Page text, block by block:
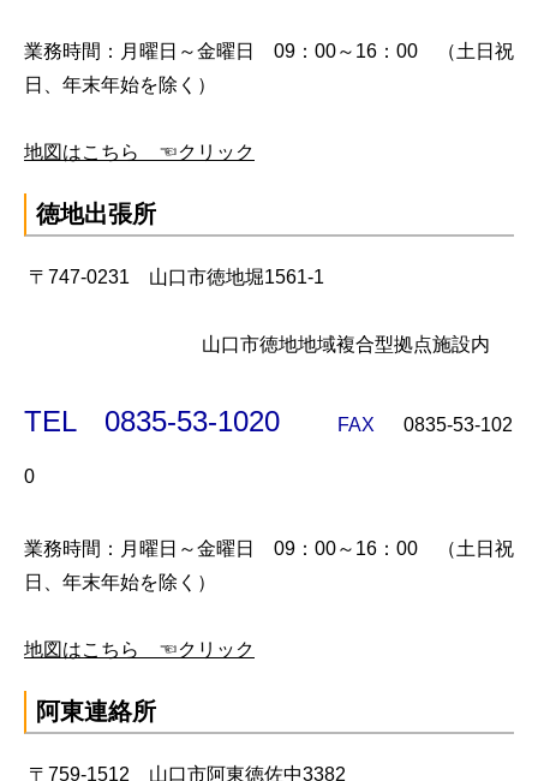
業務時間：月曜日～金曜日 09：00～16：00 （土日祝
日、年末年始を除く）
地図はこちら ☜クリック
徳地出張所
〒747-0231 山口市徳地堀1561-1
山口市徳地地域複合型拠点施設内
TEL 0835-53-1020 FAX 0835-53-102
0
業務時間：月曜日～金曜日 09：00～16：00 （土日祝
日、年末年始を除く）
地図はこちら ☜クリック
阿東連絡所
〒759-1512 山口市阿東徳佐中3382